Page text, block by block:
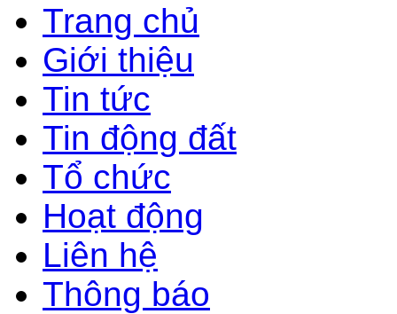
Trang chủ
Giới thiệu
Tin tức
Tin động đất
Tổ chức
Hoạt động
Liên hệ
Thông báo